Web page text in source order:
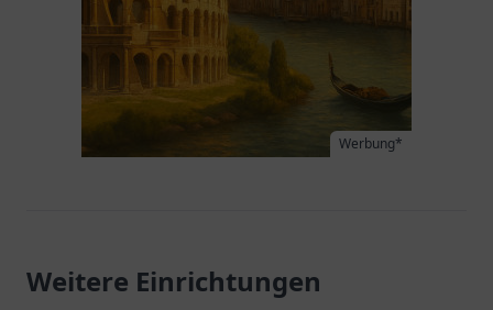
Werbung*
Weitere Einrichtungen